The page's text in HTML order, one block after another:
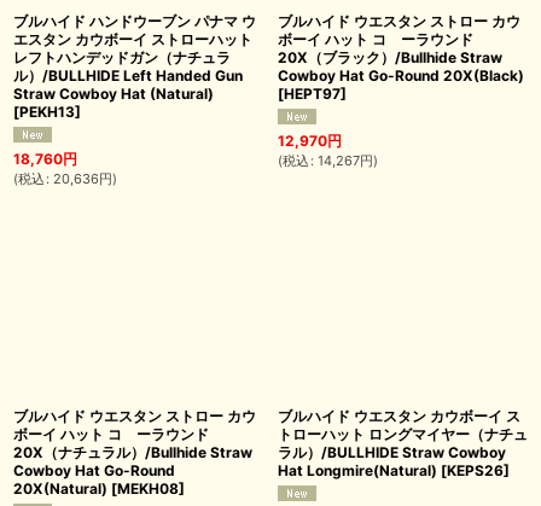
ブルハイド ハンドウーブン パナマ ウ
エスタン カウボーイ ストローハット
レフトハンデッドガン（ナチュラ
ル）/BULLHIDE Left Handed Gun
Straw Cowboy Hat (Natural)
[PEKH13]
18,760円
(税込 : 20,636円)
ブルハイド ウエスタン ストロー カウ
ボーイ ハット コ゚ーラウンド
20X（ブラック）/Bullhide Straw
Cowboy Hat Go-Round 20X(Black)
[HEPT97]
12,970円
(税込 : 14,267円)
ブルハイド ウエスタン ストロー カウ
ボーイ ハット コ゚ーラウンド
20X（ナチュラル）/Bullhide Straw
Cowboy Hat Go-Round
20X(Natural) [MEKH08]
ブルハイド ウエスタン カウボーイ ス
トローハット ロングマイヤー（ナチュ
ラル）/BULLHIDE Straw Cowboy
Hat Longmire(Natural) [KEPS26]